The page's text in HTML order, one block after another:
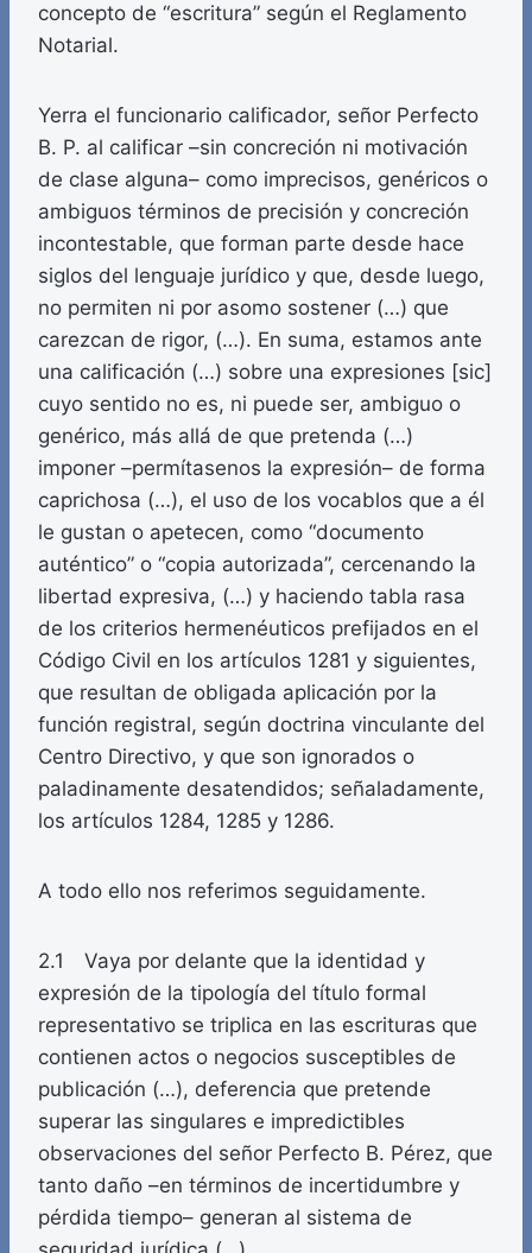
concepto de “escritura” según el Reglamento
Notarial.
Yerra el funcionario calificador, señor Perfecto
B. P. al calificar –sin concreción ni motivación
de clase alguna– como imprecisos, genéricos o
ambiguos términos de precisión y concreción
incontestable, que forman parte desde hace
siglos del lenguaje jurídico y que, desde luego,
no permiten ni por asomo sostener (…) que
carezcan de rigor, (…). En suma, estamos ante
una calificación (…) sobre una expresiones [sic]
cuyo sentido no es, ni puede ser, ambiguo o
genérico, más allá de que pretenda (…)
imponer –permítasenos la expresión– de forma
caprichosa (…), el uso de los vocablos que a él
le gustan o apetecen, como “documento
auténtico” o “copia autorizada”, cercenando la
libertad expresiva, (…) y haciendo tabla rasa
de los criterios hermenéuticos prefijados en el
Código Civil en los artículos 1281 y siguientes,
que resultan de obligada aplicación por la
función registral, según doctrina vinculante del
Centro Directivo, y que son ignorados o
paladinamente desatendidos; señaladamente,
los artículos 1284, 1285 y 1286.
A todo ello nos referimos seguidamente.
2.1 Vaya por delante que la identidad y
expresión de la tipología del título formal
representativo se triplica en las escrituras que
contienen actos o negocios susceptibles de
publicación (…), deferencia que pretende
superar las singulares e impredictibles
observaciones del señor Perfecto B. Pérez, que
tanto daño –en términos de incertidumbre y
pérdida tiempo– generan al sistema de